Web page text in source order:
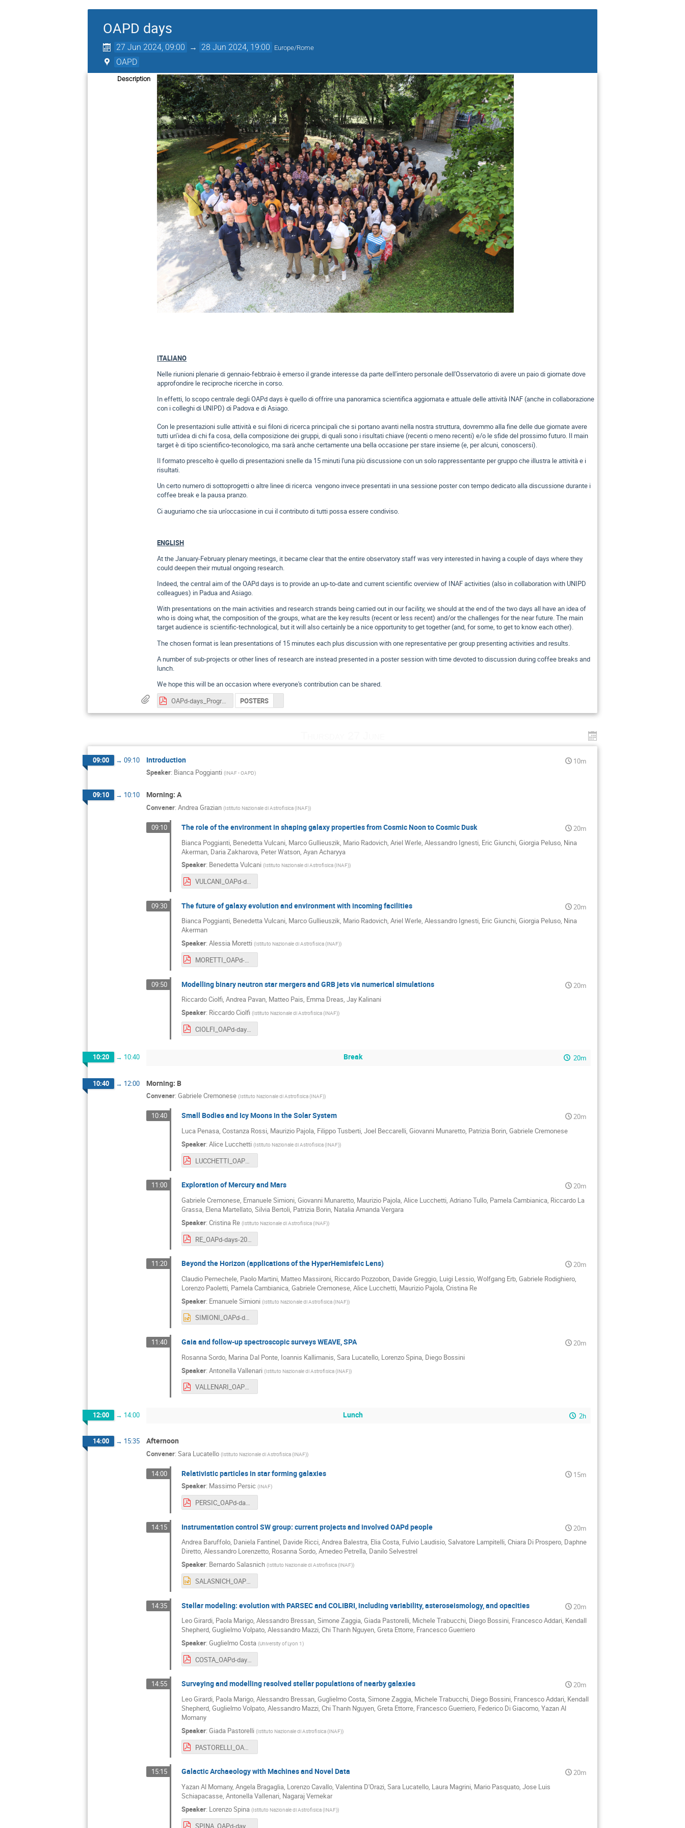
OAPD days
27 Jun 2024, 09:00 → 28 Jun 2024, 19:00 Europe/Rome
OAPD
Description
ITALIANO
Nelle riunioni plenarie di gennaio-febbraio è emerso il grande interesse da parte dell'intero personale dell'Osservatorio di avere un paio di giornate dove
approfondire le reciproche ricerche in corso.
In effetti, lo scopo centrale degli OAPd days è quello di offrire una panoramica scientifica aggiornata e attuale delle attività INAF (anche in collaborazione
con i colleghi di UNIPD) di Padova e di Asiago.
Con le presentazioni sulle attività e sui filoni di ricerca principali che si portano avanti nella nostra struttura, dovremmo alla fine delle due giornate avere
tutti un’idea di chi fa cosa, della composizione dei gruppi, di quali sono i risultati chiave (recenti o meno recenti) e/o le sfide del prossimo futuro. Il main
target è di tipo scientifico-teconologico, ma sarà anche certamente una bella occasione per stare insieme (e, per alcuni, conoscersi).
Il formato prescelto è quello di presentazioni snelle da 15 minuti l'una più discussione con un solo rappressentante per gruppo che illustra le attività e i
risultati.
Un certo numero di sottoprogetti o altre linee di ricerca vengono invece presentati in una sessione poster con tempo dedicato alla discussione durante i
coffee break e la pausa pranzo.
Ci auguriamo che sia un'occasione in cui il contributo di tutti possa essere condiviso.
ENGLISH
At the January-February plenary meetings, it became clear that the entire observatory staff was very interested in having a couple of days where they
could deepen their mutual ongoing research.
Indeed, the central aim of the OAPd days is to provide an up-to-date and current scientific overview of INAF activities (also in collaboration with UNIPD
colleagues) in Padua and Asiago.
With presentations on the main activities and research strands being carried out in our facility, we should at the end of the two days all have an idea of
who is doing what, the composition of the groups, what are the key results (recent or less recent) and/or the challenges for the near future. The main
target audience is scientific-technological, but it will also certainly be a nice opportunity to get together (and, for some, to get to know each other).
The chosen format is lean presentations of 15 minutes each plus discussion with one representative per group presenting activities and results.
A number of sub-projects or other lines of research are instead presented in a poster session with time devoted to discussion during coffee breaks and
lunch.
We hope this will be an occasion where everyone's contribution can be shared.
OAPd-days_Program_final.pdf
POSTERS
09:00 → 09:10 Introduction
10m
Speaker: Bianca Poggianti (INAF - OAPD)
09:10 → 10:10 Morning: A
Convener: Andrea Grazian (Istituto Nazionale di Astrofisica (INAF))
09:10 The role of the environment in shaping galaxy properties from Cosmic Noon to Cosmic Dusk
20m
Bianca Poggianti, Benedetta Vulcani, Marco Gullieuszik, Mario Radovich, Ariel Werle, Alessandro Ignesti, Eric Giunchi, Giorgia Peluso, Nina
Akerman, Daria Zakharova, Peter Watson, Ayan Acharyya
Speaker: Benedetta Vulcani (Istituto Nazionale di Astrofisica (INAF))
VULCANI_OAPd-days-2024.pdf
09:30 The future of galaxy evolution and environment with incoming facilities
20m
Bianca Poggianti, Benedetta Vulcani, Marco Gullieuszik, Mario Radovich, Ariel Werle, Alessandro Ignesti, Eric Giunchi, Giorgia Peluso, Nina
Akerman
Speaker: Alessia Moretti (Istituto Nazionale di Astrofisica (INAF))
MORETTI_OAPd-days-2024.pdf
09:50 Modelling binary neutron star mergers and GRB jets via numerical simulations
20m
Riccardo Ciolfi, Andrea Pavan, Matteo Pais, Emma Dreas, Jay Kalinani
Speaker: Riccardo Ciolfi (Istituto Nazionale di Astrofisica (INAF))
CIOLFI_OAPd-days-2024.pdf
10:20 → 10:40 Break 20m
10:40 → 12:00 Morning: B
Convener: Gabriele Cremonese (Istituto Nazionale di Astrofisica (INAF))
10:40 Small Bodies and Icy Moons in the Solar System
20m
Luca Penasa, Costanza Rossi, Maurizio Pajola, Filippo Tusberti, Joel Beccarelli, Giovanni Munaretto, Patrizia Borin, Gabriele Cremonese
Speaker: Alice Lucchetti (Istituto Nazionale di Astrofisica (INAF))
LUCCHETTI_OAPd-days-2024.pdf
11:00 Exploration of Mercury and Mars
20m
Gabriele Cremonese, Emanuele Simioni, Giovanni Munaretto, Maurizio Pajola, Alice Lucchetti, Adriano Tullo, Pamela Cambianica, Riccardo La
Grassa, Elena Martellato, Silvia Bertoli, Patrizia Borin, Natalia Amanda Vergara
Speaker: Cristina Re (Istituto Nazionale di Astrofisica (INAF))
RE_OAPd-days-2024.pdf
11:20 Beyond the Horizon (applications of the HyperHemisfeic Lens)
20m
Claudio Pernechele, Paolo Martini, Matteo Massironi, Riccardo Pozzobon, Davide Greggio, Luigi Lessio, Wolfgang Erb, Gabriele Rodighiero,
Lorenzo Paoletti, Pamela Cambianica, Gabriele Cremonese, Alice Lucchetti, Maurizio Pajola, Cristina Re
Speaker: Emanuele Simioni (Istituto Nazionale di Astrofisica (INAF))
SIMIONI_OAPd-days-2024.pptx
11:40 Gaia and follow-up spectroscopic surveys WEAVE, SPA
20m
Rosanna Sordo, Marina Dal Ponte, Ioannis Kallimanis, Sara Lucatello, Lorenzo Spina, Diego Bossini
Speaker: Antonella Vallenari (Istituto Nazionale di Astrofisica (INAF))
VALLENARI_OAPd-days-2024.pdf
12:00 → 14:00 Lunch 2h
14:00 → 15:35 Afternoon
Convener: Sara Lucatello (Istituto Nazionale di Astrofisica (INAF))
14:00 Relativistic particles in star forming galaxies
15m
Speaker: Massimo Persic (INAF)
PERSIC_OAPd-days-2024.pdf
14:15 Instrumentation control SW group: current projects and involved OAPd people
20m
Andrea Baruffolo, Daniela Fantinel, Davide Ricci, Andrea Balestra, Elia Costa, Fulvio Laudisio, Salvatore Lampitelli, Chiara Di Prospero, Daphne
Diretto, Alessandro Lorenzetto, Rosanna Sordo, Amedeo Petrella, Danilo Selvestrel
Speaker: Bernardo Salasnich (Istituto Nazionale di Astrofisica (INAF))
SALASNICH_OAPd-days-2024.pptx
14:35 Stellar modeling: evolution with PARSEC and COLIBRI, including variability, asteroseismology, and opacities
20m
Leo Girardi, Paola Marigo, Alessandro Bressan, Simone Zaggia, Giada Pastorelli, Michele Trabucchi, Diego Bossini, Francesco Addari, Kendall
Shepherd, Guglielmo Volpato, Alessandro Mazzi, Chi Thanh Nguyen, Greta Ettorre, Francesco Guerriero
Speaker: Guglielmo Costa (University of Lyon 1)
COSTA_OAPd-days-2024.pdf
14:55 Surveying and modelling resolved stellar populations of nearby galaxies
20m
Leo Girardi, Paola Marigo, Alessandro Bressan, Guglielmo Costa, Simone Zaggia, Michele Trabucchi, Diego Bossini, Francesco Addari, Kendall
Shepherd, Guglielmo Volpato, Alessandro Mazzi, Chi Thanh Nguyen, Greta Ettorre, Francesco Guerriero, Federico Di Giacomo, Yazan Al
Momany
Speaker: Giada Pastorelli (Istituto Nazionale di Astrofisica (INAF))
PASTORELLI_OAPd-days-2024.pdf
15:15 Galactic Archaeology with Machines and Novel Data
20m
Yazan Al Momany, Angela Bragaglia, Lorenzo Cavallo, Valentina D'Orazi, Sara Lucatello, Laura Magrini, Mario Pasquato, Jose Luis
Schiapacasse, Antonella Vallenari, Nagaraj Vernekar
Speaker: Lorenzo Spina (Istituto Nazionale di Astrofisica (INAF))
SPINA_OAPd-days-2024.pdf